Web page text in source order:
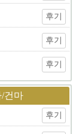
후기
후기
후기
/건마
후기